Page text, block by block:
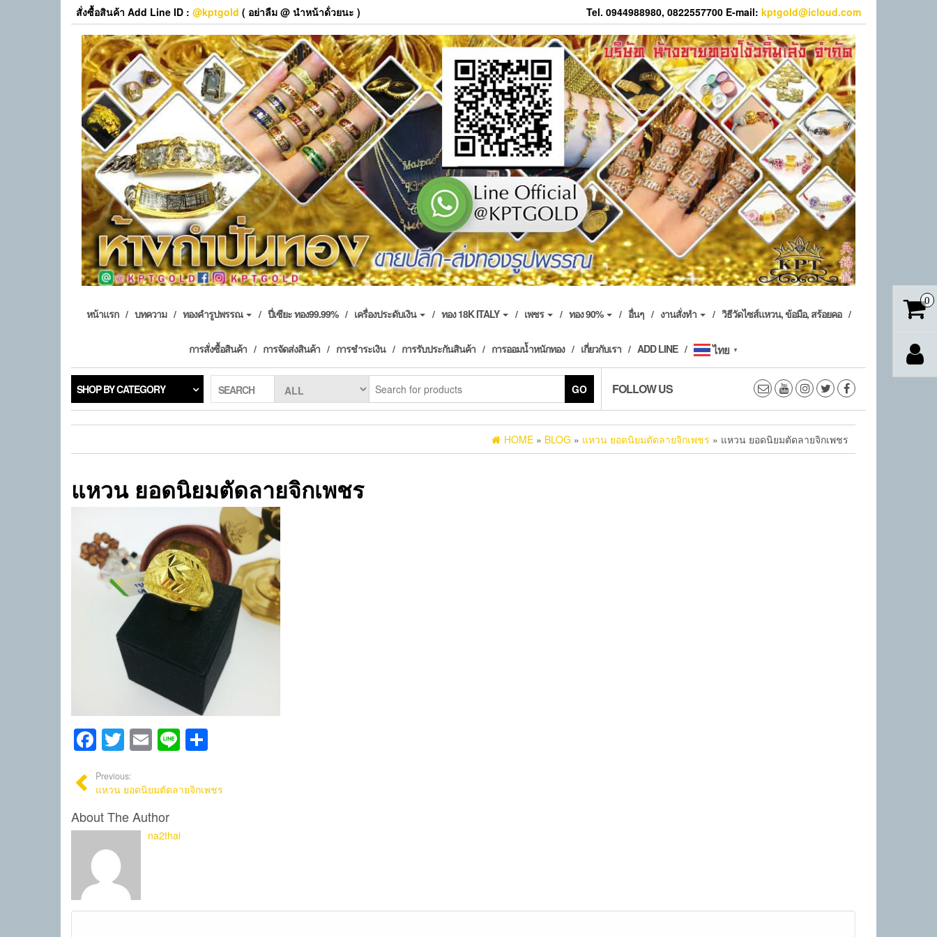
สั่งซื้อสินค้า Add Line ID : @kptgold ( อย่าลืม @ นำหน้าด้่วยนะ ) Tel. 0944988980, 0822557700 E-mail: kptgold@icloud.com
หน้าแรก บทความ ทองคำรูปพรรณ ปี่เซียะ ทอง99.99% เครื่องประดับเงิน ทอง 18K ITALY เพชร ทอง 90% อื่นๆ งานสั่งทำ วิธีวัดไซส์แหวน, ข้อมือ, สร้อยคอ
การสั่งซื้อสินค้า การจัดส่งสินค้า การชำระเงิน การรับประกันสินค้า การออมน้ำหนักทอง เกี่ยวกับเรา ADD LINE ไทย ▼
SHOP BY CATEGORY SEARCH GO FOLLOW US
HOME » BLOG » แหวน ยอดนิยมตัดลายจิกเพชร » แหวน ยอดนิยมตัดลายจิกเพชร
แหวน ยอดนิยมตัดลายจิกเพชร
Facebook
Twitter
Email
Line
Previous:
แหวน ยอดนิยมตัดลายจิกเพชร
About The Author
na2thai
0